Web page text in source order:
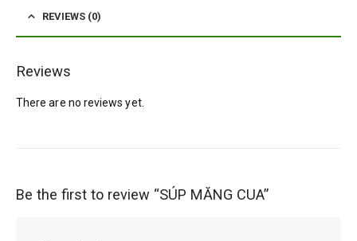
REVIEWS (0)
Reviews
There are no reviews yet.
Be the first to review “SÚP MĂNG CUA”